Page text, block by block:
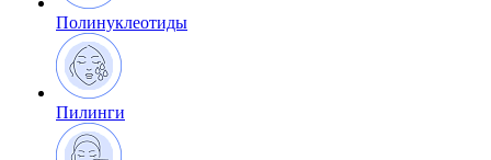
Полинуклеотиды
Пилинги